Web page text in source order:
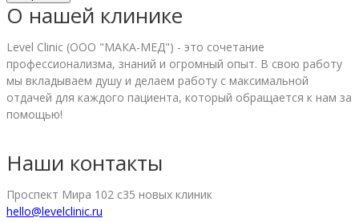
О нашей клинике
Level Clinic (ООО "МАКА-МЕД") - это сочетание
профессионализма, знаний и огромный опыт. В свою работу
мы вкладываем душу и делаем работу с максимальной
отдачей для каждого пациента, который обращается к нам за
помощью!
Наши контакты
Проспект Мира 102 с35 новых клиник
hello@levelclinic.ru